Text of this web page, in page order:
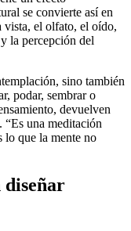
se convierte así en
vista, el olfato, el oído,
la percepción del
sino también
podar, sembrar o
devuelven
una meditación
lo que la mente no
diseñar